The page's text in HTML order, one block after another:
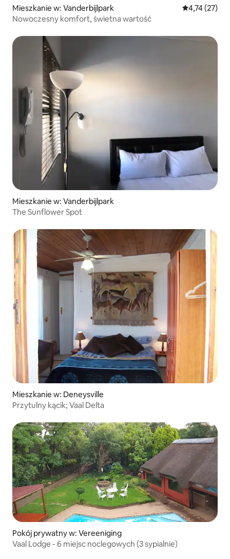
Mieszkanie w: Vanderbijlpark Średnia
4,74 (27)
Nowoczesny komfort, świetna wartość
Mieszkanie w: Vanderbijlpark
The Sunflower Spot
Mieszkanie w: Deneysville
Przytulny kącik; Vaal Delta
Pokój prywatny w: Vereeniging
Vaal Lodge - 6 miejsc noclegowych (3 sypialnie)